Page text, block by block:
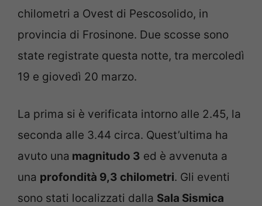
chilometri a Ovest di Pescosolido, in
provincia di Frosinone. Due scosse sono
state registrate questa notte, tra mercoledì
19 e giovedì 20 marzo.
La prima si è verificata intorno alle 2.45, la
seconda alle 3.44 circa. Quest’ultima ha
avuto una magnitudo 3 ed è avvenuta a
una profondità 9,3 chilometri. Gli eventi
sono stati localizzati dalla Sala Sismica